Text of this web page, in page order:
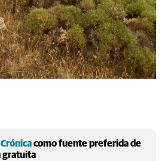
como fuente preferida de
gratuita